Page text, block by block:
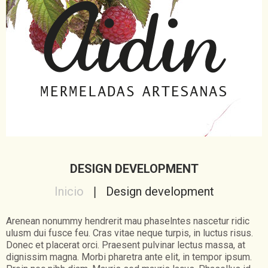
DESIGN DEVELOPMENT
Inicio
Design development
Arenean nonummy hendrerit mau phaselntes nascetur ridic
ulusm dui fusce feu. Cras vitae neque turpis, in luctus risus.
Donec et placerat orci. Praesent pulvinar lectus massa, at
dignissim magna. Morbi pharetra ante elit, in tempor ipsum.